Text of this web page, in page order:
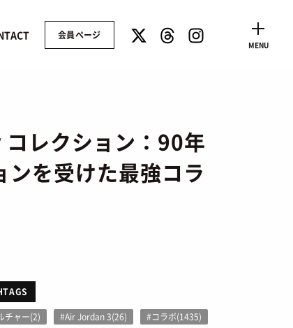
CLOSE
会員ページ
MENU
レクション：90年
を受けた最強コラ
チャー(2) #Air Jordan 3(26)
#コラボ(1435)